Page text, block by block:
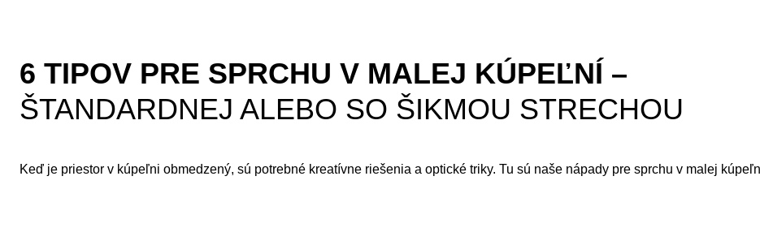
6 TIPOV PRE SPRCHU V MALEJ KÚPEĽNÍ –
ŠTANDARDNEJ ALEBO SO ŠIKMOU STRECHOU
Keď je priestor v kúpeľni obmedzený, sú potrebné kreatívne riešenia a optické triky. Tu sú naše nápady pre sprchu v malej